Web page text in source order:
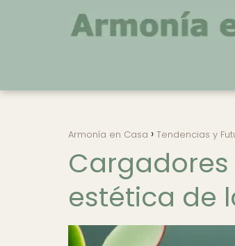
Armonía en Casa Tendencias y
Cargadores
estética de